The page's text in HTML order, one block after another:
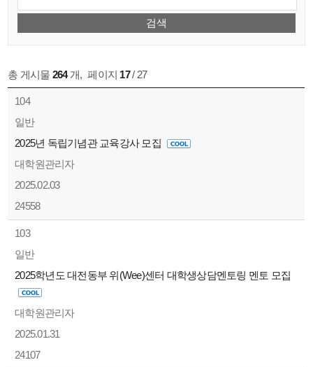
총 게시물 264개, 페이지 17/ 27
104
일반
2025년 독립기념관 교육강사 모집
대학원관리자
2025.02.03
24558
103
일반
2025학년도 대전동부 위(Wee)센터 대학생상담멘토링 멘토 모집
대학원관리자
2025.01.31
24107